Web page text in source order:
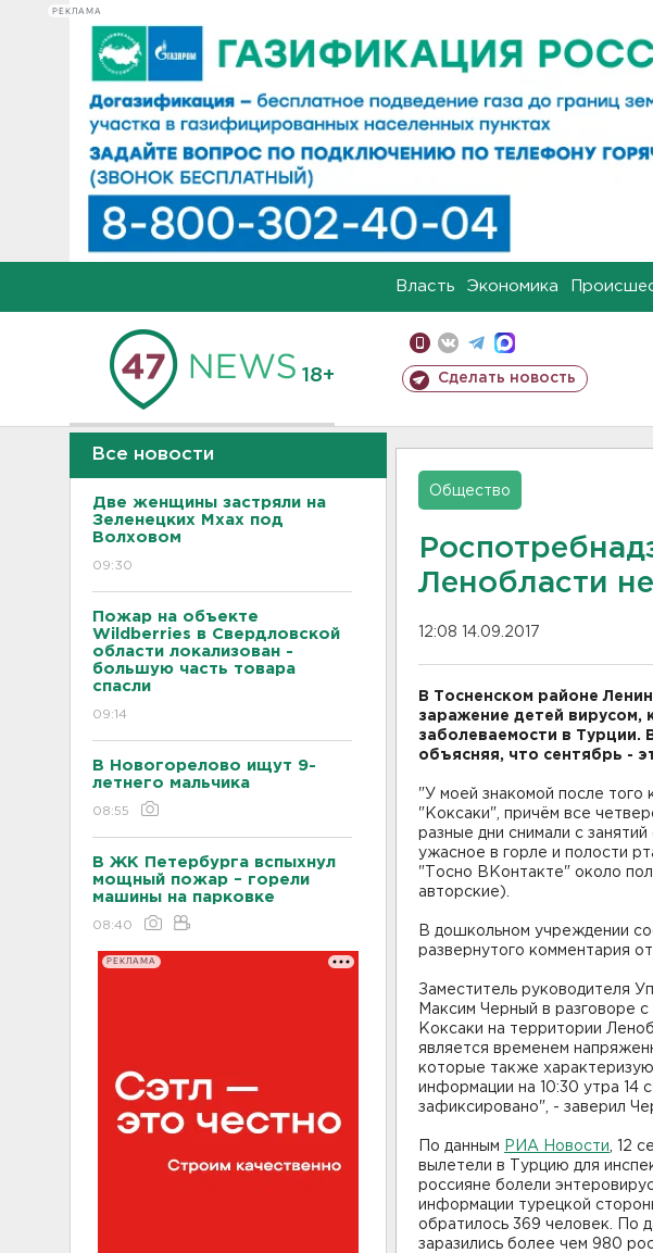
РЕКЛАМА
Власть Экономика
18+ Сделать новость
Все новости
Две женщины застряли на
Зеленецких Мхах под
Волховом
09:30
Пожар на объекте
Wildberries в Свердловской
области локализован -
большую часть товара
спасли
09:14
В Новогорелово ищут 9-
летнего мальчика
08:55
В ЖК Петербурга вспыхнул
мощный пожар – горели
машины на парковке
08:40
РЕКЛАМА
Общество
Ленобласти
12:08 14.09.2017
В Тосненском районе
заражение детей вирусом,
заболеваемости в Турции.
объясняя, что сентябрь -
"У моей знакомой после того
"Коксаки", причём все
разные дни снимали с
ужасное в горле и полости
"Тосно ВКонтакте" около
авторские).
В дошкольном учреждении
развернутого комментария
Заместитель руководителя
Максим Черный в разговоре
Коксаки на территории
является временем
которые также
информации на 10:30 утра 14
зафиксировано", - заверил
По данным РИА Новости , 12
вылетели в Турцию для
россияне болели
информации турецкой
обратилось 369 человек. По
заразились более чем 980